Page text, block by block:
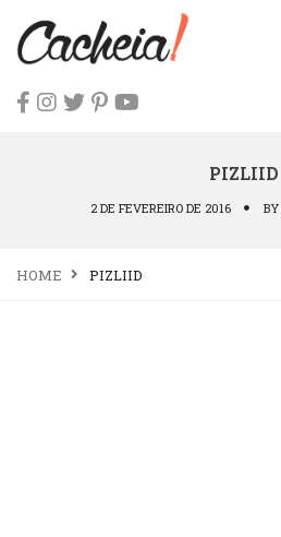
PIZLIID
2 DE FEVEREIRO DE 2016 BY
HOME PIZLIID